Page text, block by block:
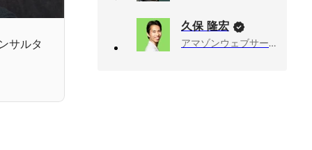
サルタ
久保 隆宏
アマゾンウェブサービスジャパン合同会社, Developer Relations Machine Learning